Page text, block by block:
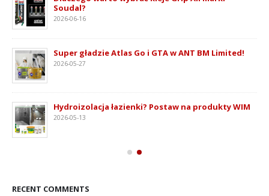
Soudal?
2026-06-16
Super gładzie Atlas Go i GTA w ANT BM Limited!
2026-05-27
Hydroizolacja łazienki? Postaw na produkty WIM
2026-05-13
RECENT COMMENTS